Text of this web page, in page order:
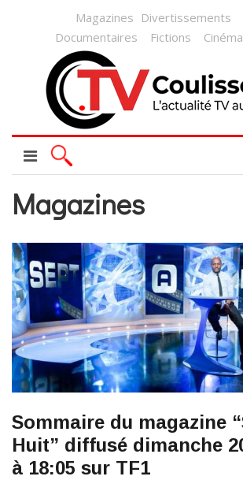
Magazines Divertissements
Documentaires
Fictions Cinéma
Magazines
Sommaire du magazine
Huit” diffusé dimanche
à 18:05 sur TF1